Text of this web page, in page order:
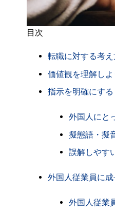
目次
転職に対する考
価値観を理解しよ
指示を明確にする
外国人にと
擬態語・擬
誤解しやす
外国人従業員に
外国人従業